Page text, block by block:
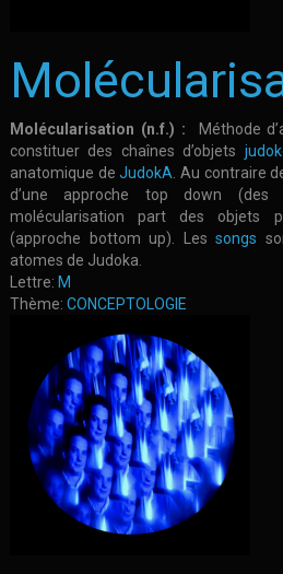
Molécularisation (n.f.) :
Méthode
constituer des chaînes d’objets
anatomique deJudokA . Au contraire
d’une approche top down (des
molécularisation part des objets
(approche bottom up). Les songs
atomes de Judoka.
Lettre: M
Thème: CONCEPTOLOGIE